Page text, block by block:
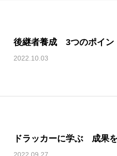
後継者養成 3つのポイン
2022.10.03
ドラッカーに学ぶ 成果